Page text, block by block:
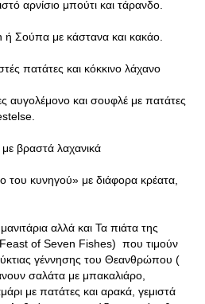
αρνίσιο μπούτι και τάρανδο.
Σούπα με κάστανα και κακάο.
πατάτες και κόκκινο λάχανο
αυγολέμονο και σουφλέ με πατάτες
με βραστά λαχανικά
κυνηγού» με διάφορα κρέατα,
αλλά και Τα πιάτα της
of Seven Fishes) που τιμούν
γέννησης του Θεανθρώπου (
σαλάτα με μπακαλιάρο,
με πατάτες και αρακά, γεμιστά